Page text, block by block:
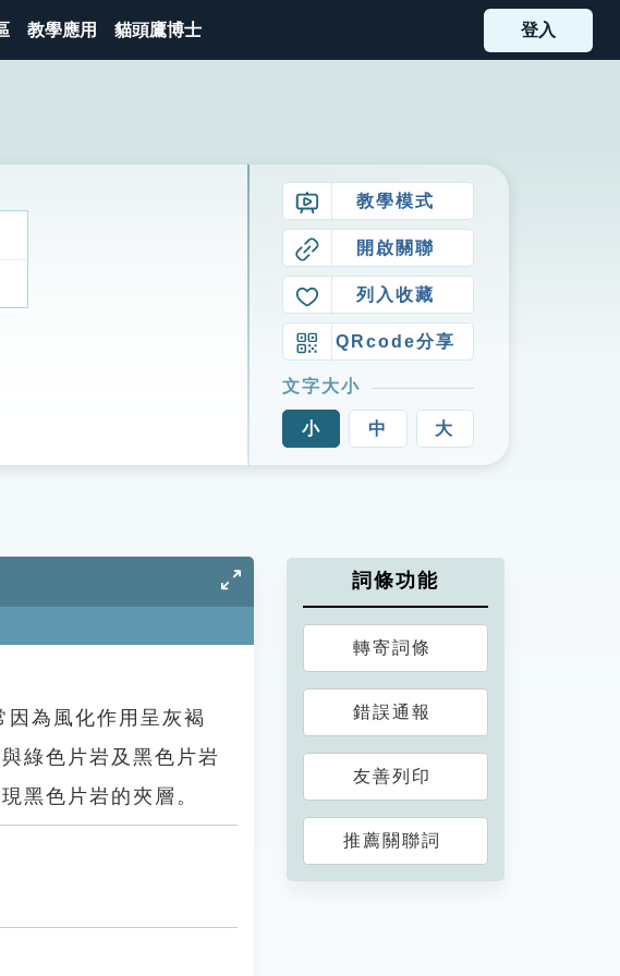
教學應用 貓頭鷹博士 登入
教學模式
開啟關聯
列入收藏
QRcode分享
文字大小
小 中 大
為風化作用呈灰褐
綠色片岩及黑色片岩
黑色片岩的夾層。
詞條功能
轉寄詞條
錯誤通報
友善列印
推薦關聯詞